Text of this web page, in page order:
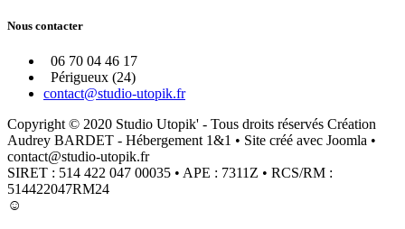
Nous contacter
06 70 04 46 17
Périgueux (24)
contact@studio-utopik.fr
Copyright © 2020 Studio Utopik' - Tous droits réservés Création
Audrey BARDET - Hébergement 1&1 • Site créé avec Joomla •
contact@studio-utopik.fr
SIRET : 514 422 047 00035 • APE : 7311Z • RCS/RM :
514422047RM24
☺